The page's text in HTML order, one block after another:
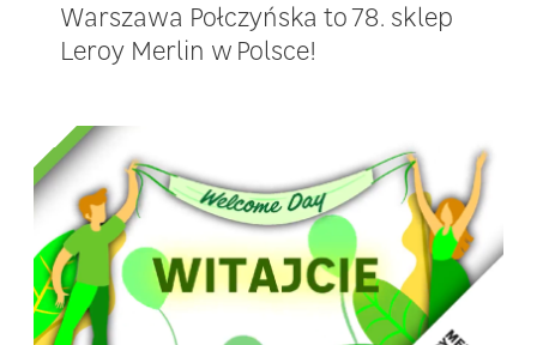
Warszawa Połczyńska to 78. sklep
Leroy Merlin w Polsce!